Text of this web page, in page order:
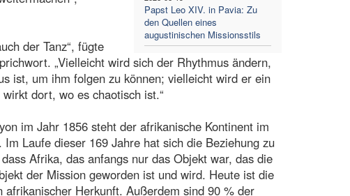
Papst Leo XIV. in Pavia: Zu
den Quellen eines
augustinischen Missionsstils
der Tanz“, fügte
„Vielleicht wird sich der Rhythmus ändern,
ist, um ihm folgen zu können; vielleicht wird er ein
dort, wo es chaotisch ist.“
im Jahr 1856 steht der afrikanische Kontinent im
Laufe dieser 169 Jahre hat sich die Beziehung zu
Afrika, das anfangs nur das Objekt war, das die
der Mission geworden ist und wird. Heute ist die
Herkunft. Außerdem sind 90 % der